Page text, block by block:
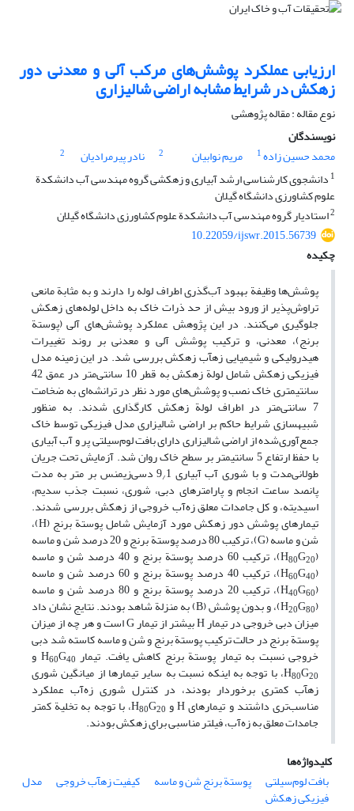
ارزیابی عملکرد پوشش‌های مرکب آلی و معدنی دور
زهکش در شرایط مشابه اراضی شالیزاری
نوع مقاله : مقاله پژوهشی
نویسندگان
محمد حسین زاده1 مریم نوابیان 2 نادر پیرمرادیان
2
1 دانشجوی کارشناسی ارشد آبیاری و زهکشی گروه مهندسی آب دانشکدة
علوم کشاورزی دانشگاه گیلان
2استادیار گروه مهندسی آب دانشکدة علوم کشاورزی دانشگاه گیلان
10.22059/ijswr.2015.56739
چکیده
پوشش‌ها وظیفة بهبود آب‌گذری اطراف لوله را دارند و به مثابة مانعی
تراوش‌پذیر از ورود بیش از حد ذرات خاک به داخل لوله‌های زهکش
جلوگیری می‌کنند. در این پژوهش عملکرد پوشش‌های آلی (پوستة
برنج)، معدنی، و ترکیب پوشش آلی و معدنی بر روند تغییرات
هیدرولیکی و شیمیایی زه‏آب زهکش بررسی شد. در این زمینه مدل
فیزیکی زهکش شامل لولة زهکش به قطر 10 سانتی‌متر در عمق 42
سانتی‏متری خاک نصب و پوشش‌های مورد نظر در ترانشه‌ای به ضخامت
7 سانتی‌متر در اطراف لولة زهکش کارگذاری شدند. به منظور
شبیه‏سازی شرایط حاکم بر اراضی شالیزاری مدل فیزیکی توسط خاک
جمع‌آوری‌شده از اراضی شالیزاری دارای بافت لوم‌سیلتی پر و آب آبیاری
با حفظ ارتفاع 5 سانتی‏متر بر سطح خاک روان شد. آزمایش تحت جریان
طولانی‌مدت و با شوری آب آبیاری 9 / 1 دسی‌زیمنس بر متر به مدت
پانصد ساعت انجام و پارامترهای دبی، شوری، نسبت جذب سدیم،
اسیدیته، و کل جامدات معلق زه‌آب خروجی از زهکش بررسی شدند.
تیمارهای پوشش دور زهکش مورد آزمایش شامل پوستة برنج (H)،
شن و ماسه (G)، ترکیب 80 درصد پوستة برنج و 20 درصد شن و ماسه
(H
80G20 )، ترکیب 60 درصد پوستة برنج و 40 درصد شن و ماسه
(H
60G40 )، ترکیب 40 درصد پوستة برنج و 60 درصد شن و ماسه
(H
40G60 )، ترکیب 20 درصد پوستة برنج و 80 درصد شن و ماسه
(H
20G80 )، و بدون پوشش (B) به منزلة شاهد بودند. نتایج نشان داد
میزان دبی خروجی در تیمار H بیشتر از تیمار G است و هر چه از میزان
پوستة برنج در حالت ترکیب پوستة برنج و شن و ماسه کاسته ‌شد دبی
خروجی نسبت به تیمار پوستة برنج کاهش یافت. تیمار H 60G40 و
H80G20 ، با توجه به اینکه نسبت به سایر تیمارها از میانگین شوری
زه‏آب کمتری برخوردار بودند، در کنترل شوری زه‌آب عملکرد
مناسب‌تری داشتند و تیمارهای H و H 80G20 ، با توجه به تخلیة کمتر
جامدات معلق به زه‌‌آب، فیلتر مناسبی برای زهکش بودند.
کلیدواژه‌ها
بافت لوم‌سیلتی
پوستة برنج شن و ماسه کیفیت زه‏آب خروجی مدل
فیزیکی زهکش